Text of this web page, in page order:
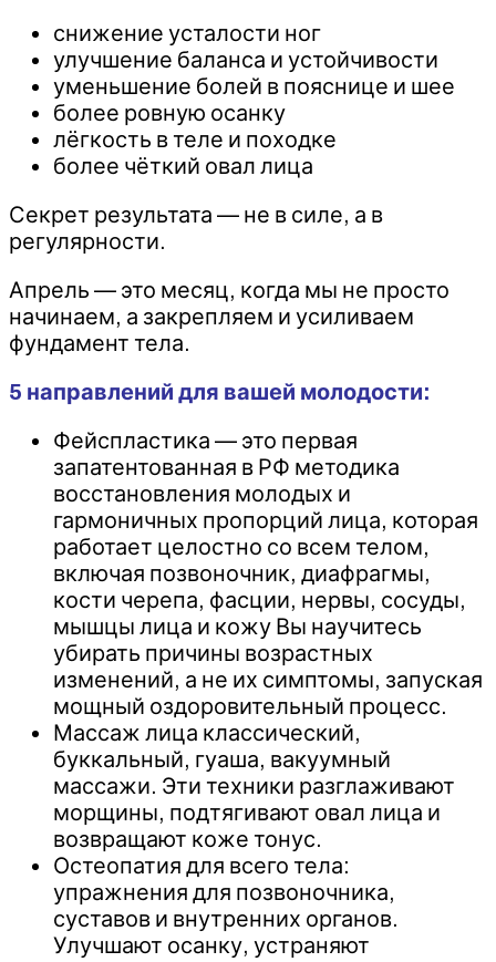
снижение усталости ног
улучшение баланса и устойчивости
уменьшение болей в пояснице и шее
более ровную осанку
лёгкость в теле и походке
более чёткий овал лица
Секрет результата — не в силе, а в
регулярности.
Апрель — это месяц, когда мы не просто
начинаем, а закрепляем и усиливаем
фундамент тела.
5 направлений для вашей молодости:
Фейспластика — это первая
запатентованная в РФ методика
восстановления молодых и
гармоничных пропорций лица, которая
работает целостно со всем телом,
включая позвоночник, диафрагмы,
кости черепа, фасции, нервы, сосуды,
мышцы лица и кожу Вы научитесь
убирать причины возрастных
изменений, а не их симптомы, запуская
мощный оздоровительный процесс.
Массаж лица классический,
буккальный, гуаша, вакуумный
массажи. Эти техники разглаживают
морщины, подтягивают овал лица и
возвращают коже тонус.
Остеопатия для всего тела:
упражнения для позвоночника,
суставов и внутренних органов.
Улучшают осанку, устраняют